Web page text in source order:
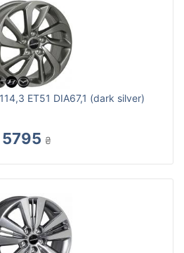
ET51 DIA67,1 (dark silver)
5795 ₴